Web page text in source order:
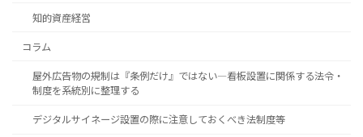
知的資産経営
コラム
屋外広告物の規制は『条例だけ』ではない―看板設置に関係する法令・
制度を系統別に整理する
デジタルサイネージ設置の際に注意しておくべき法制度等